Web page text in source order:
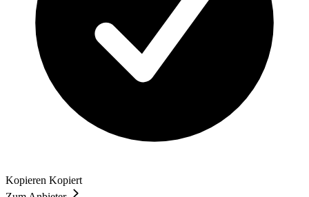
Kopieren Kopiert